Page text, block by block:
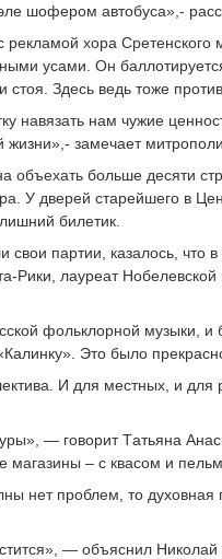
шофером автобуса»,-
хора Сретенского
усами. Он
стоя. Здесь ведь тоже
нам чужие
замечает
больше десяти
У дверей старейшего в
билетик.
партии, казалось, что
Рики, лауреат
фольклорной музыки, и
Это было
И для местных, и для
— говорит Tатьяна
магазины – с квасом и
нет проблем, то
— объяснил Николай